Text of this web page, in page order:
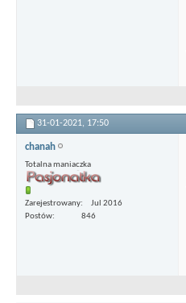
31-01-2021, 17:50
chanah
Totalna maniaczka
Zarejestrowany
Jul 2016
Postów
846